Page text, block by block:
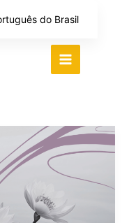
do Brasil